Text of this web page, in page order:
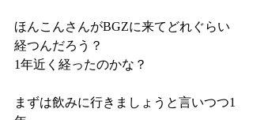
ほんこんさんがBGZに来てどれぐらい
経つんだろう？
1年近く経ったのかな？
まずは飲みに行きましょうと言いつつ1